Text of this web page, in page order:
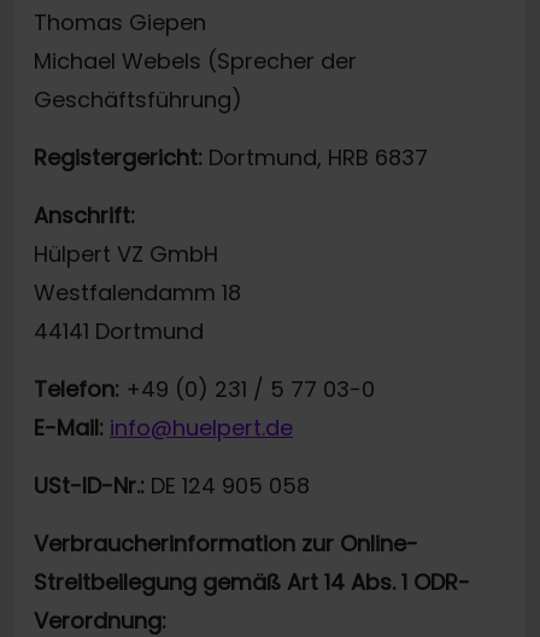
Thomas Giepen
Michael Webels (Sprecher der
Geschäftsführung)
Registergericht: Dortmund, HRB 6837
Anschrift:
Hülpert VZ GmbH
Westfalendamm 18
44141 Dortmund
Telefon: +49 (0) 231 / 5 77 03-0
E-Mail: info@huelpert.de
USt-ID-Nr.: DE 124 905 058
Verbraucherinformation zur Online-
Streitbeilegung gemäß Art 14 Abs. 1 ODR-
Verordnung: